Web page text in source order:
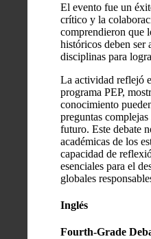
El evento fue un
crítico y la
comprendieron que
históricos deben ser
disciplinas para
La actividad reflejó
programa PEP,
conocimiento
preguntas
futuro. Este debate
académicas de los
capacidad de
esenciales para el
globales
Inglés
Fourth-Grade